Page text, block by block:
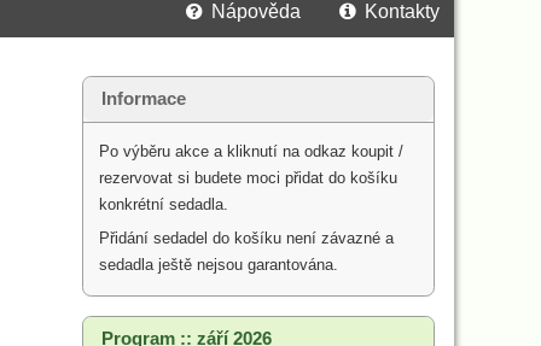
Nápověda Kontakty
Informace
Po výběru akce a kliknutí na odkaz koupit /
rezervovat si budete moci přidat do košíku
konkrétní sedadla.
Přidání sedadel do košíku není závazné a
sedadla ještě nejsou garantována.
Program :: září 2026